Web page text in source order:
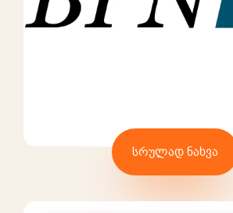
სრულად ნახვა